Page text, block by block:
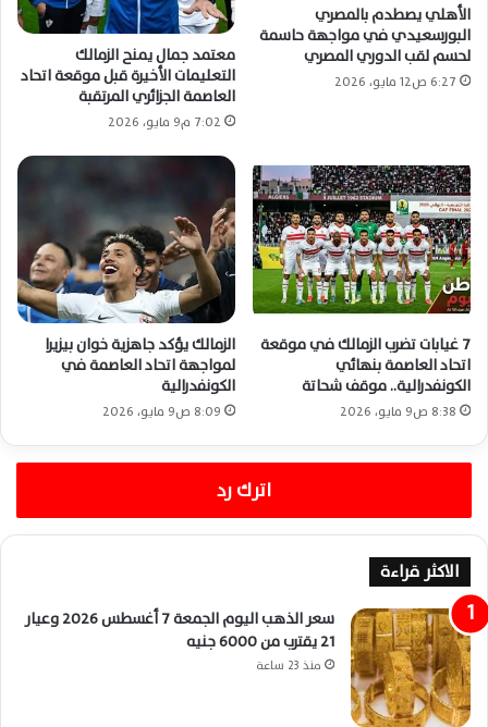
الأهلي يصطدم بالمصري
البورسعيدي في مواجهة حاسمة
لحسم لقب الدوري المصري
6:27 ص12 مايو، 2026
معتمد جمال يمنح الزمالك
التعليمات الأخيرة قبل موقعة اتحاد
العاصمة الجزائري المرتقبة
7:02 م9 مايو، 2026
7 غيابات تضرب الزمالك في موقعة
اتحاد العاصمة بنهائي
الكونفدرالية.. موقف شحاتة
8:38 ص9 مايو، 2026
الزمالك يؤكد جاهزية خوان بيزيرا
لمواجهة اتحاد العاصمة في
الكونفدرالية
8:09 ص9 مايو، 2026
اترك رد
الاكثر قراءة
سعر الذهب اليوم الجمعة 7 أغسطس 2026 وعيار
21 يقترب من 6000 جنيه
منذ 23 ساعة